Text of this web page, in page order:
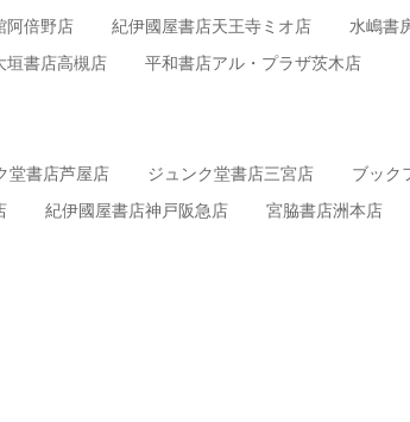
阿倍野店 紀伊國屋書店天王寺ミオ店 水嶋書
垣書店高槻店 平和書店アル・プラザ茨木店
堂書店芦屋店 ジュンク堂書店三宮店 ブック
紀伊國屋書店神戸阪急店 宮脇書店洲本店